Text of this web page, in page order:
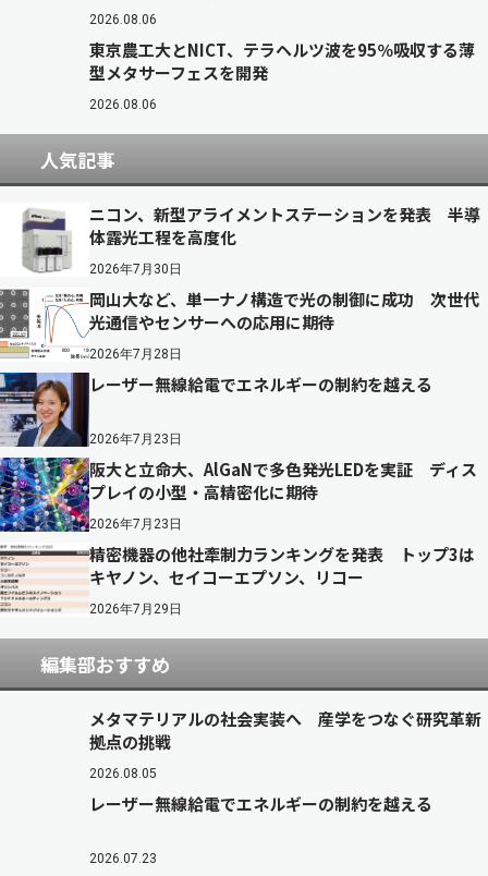
2026.08.06
東京農工大とNICT、テラヘルツ波を95％吸収する薄
型メタサーフェスを開発
2026.08.06
人気記事
ニコン、新型アライメントステーションを発表 半導
体露光工程を高度化
2026年7月30日
岡山大など、単一ナノ構造で光の制御に成功 次世代
光通信やセンサーへの応用に期待
2026年7月28日
レーザー無線給電でエネルギーの制約を越える
2026年7月23日
阪大と立命大、AlGaNで多色発光LEDを実証 ディス
プレイの小型・高精密化に期待
2026年7月23日
精密機器の他社牽制力ランキングを発表 トップ3は
キヤノン、セイコーエプソン、リコー
2026年7月29日
編集部おすすめ
メタマテリアルの社会実装へ 産学をつなぐ研究革新
拠点の挑戦
2026.08.05
レーザー無線給電でエネルギーの制約を越える
2026.07.23